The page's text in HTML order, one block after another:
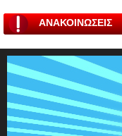
ΑΝΑΚΟΙΝΩΣΕΙΣ